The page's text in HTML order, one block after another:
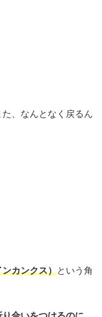
、なんとなく戻るん
ンカンクス）という角